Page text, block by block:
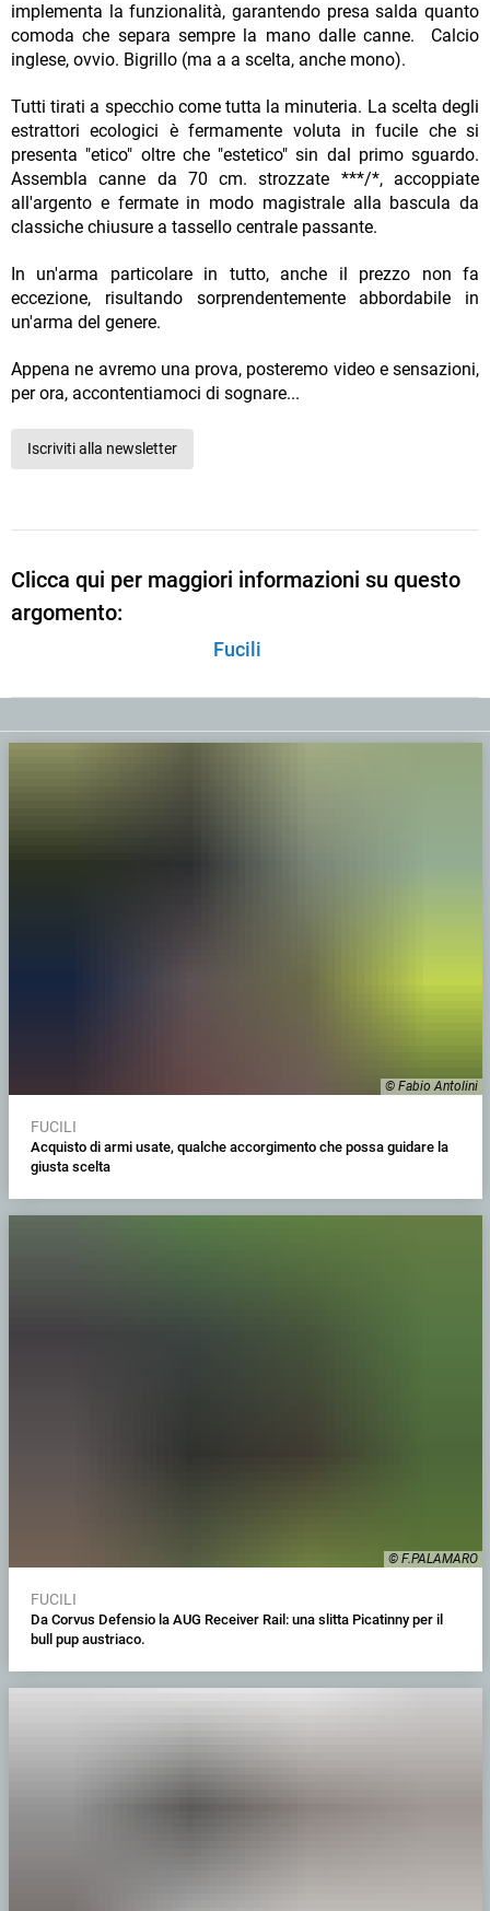
implementa la funzionalità, garantendo presa salda quanto
comoda che separa sempre la mano dalle canne. Calcio
inglese, ovvio. Bigrillo (ma a a scelta, anche mono).
Tutti tirati a specchio come tutta la minuteria. La scelta degli
estrattori ecologici è fermamente voluta in fucile che si
presenta "etico" oltre che "estetico" sin dal primo sguardo.
Assembla canne da 70 cm. strozzate ***/*, accoppiate
all'argento e fermate in modo magistrale alla bascula da
classiche chiusure a tassello centrale passante.
In un'arma particolare in tutto, anche il prezzo non fa
eccezione, risultando sorprendentemente abbordabile in
un'arma del genere.
Appena ne avremo una prova, posteremo video e sensazioni,
per ora, accontentiamoci di sognare...
Iscriviti alla newsletter
Clicca qui per maggiori informazioni su questo
argomento:
Fucili
© Fabio Antolini
FUCILI
Acquisto di armi usate, qualche accorgimento che possa guidare la
giusta scelta
© F.PALAMARO
FUCILI
Da Corvus Defensio la AUG Receiver Rail: una slitta Picatinny per il
bull pup austriaco.